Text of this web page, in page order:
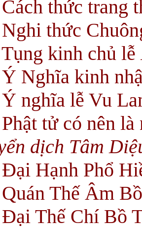
thức trang
thức
kinh chủ lễ
Nghĩa kinh
nghĩa lễ Vu
tử có nên
dịch Tâm
Hạnh Phổ
Thế Âm
Thế Chí Bồ